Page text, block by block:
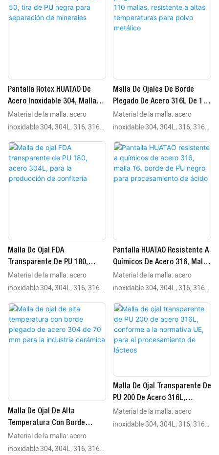
Pantalla Rotex HUATAO De
Acero Inoxidable 304, Malla
50, Tira De PU Negra Para
Separación De Minerales
Material de la malla: acero
inoxidable 304, 304L, 316, 316L
Material del borde: tiras de PU
(negras/transparentes), lona, ​​
silicona o bordes de malla de
alambre plegado Tipo de malla:
°C
Malla De Ojales De Borde
Plegado De Acero 316L De 110
Mallas, Resistente A Altas
Temperaturas Para Polvo
Material de la malla: acero
inoxidable 304, 304L, 316, 316L
Material del borde: tiras de PU
(negras/transparentes), lona, ​​
silicona o bordes de malla de
alambre plegado Tipo de malla:
°C
Malla De Ojal FDA
Transparente De PU 180,
Acero 304L, Para La
Producción De Confitería
Material de la malla: acero
inoxidable 304, 304L, 316, 316L
Material del borde: tiras de PU
(negras/transparentes), lona, ​​
silicona o bordes de malla de
alambre plegado Tipo de malla:
°C
Pantalla HUATAO Resistente A
Químicos De Acero 316, Malla
16, Borde De PU Negro Para
Procesamiento De Ácido
Material de la malla: acero
inoxidable 304, 304L, 316, 316L
Material del borde: tiras de PU
(negras/transparentes), lona, ​​
silicona o bordes de malla de
alambre plegado Tipo de malla:
malla tejida Rango de
plegado recomendado para
aplicaciones que superen los 80
°C
Malla De Ojal De Alta
Temperatura Con Borde
Plegado De Acero 304 De 70
Mm Para La Industria
Material de la malla: acero
inoxidable 304, 304L, 316, 316L
Malla De Ojal Transparente De
PU 200 De Acero 316L,
Conforme A La Normativa UE,
Para El Procesamiento De
Material de la malla: acero
inoxidable 304, 304L, 316, 316L